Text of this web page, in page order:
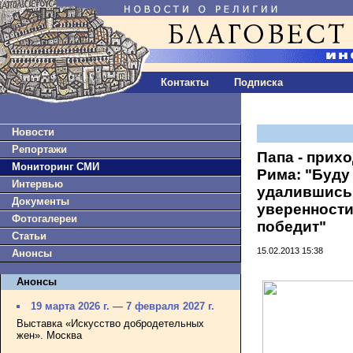
Контакты Подписка
Новости
Репортажи
Мониторинг СМИ
Интервью
Документы
Фотогалереи
Статьи
Анонсы
Анонсы
19 марта 2026 г. — 7 февраля 2027 г.
Выставка «Искусство добродетельных
жен». Москва
Папа -
Рима: "Буду
победит"
15.02.2013 15:38